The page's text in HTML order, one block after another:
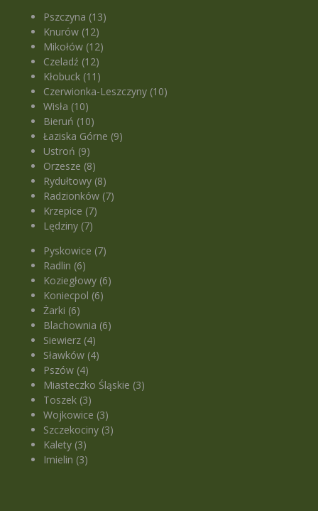
Pszczyna (13)
Knurów (12)
Mikołów (12)
Czeladź (12)
Kłobuck (11)
Czerwionka-Leszczyny (10)
Wisła (10)
Bieruń (10)
Łaziska Górne (9)
Ustroń (9)
Orzesze (8)
Rydułtowy (8)
Radzionków (7)
Krzepice (7)
Lędziny (7)
Pyskowice (7)
Radlin (6)
Koziegłowy (6)
Koniecpol (6)
Żarki (6)
Blachownia (6)
Siewierz (4)
Sławków (4)
Pszów (4)
Miasteczko Śląskie (3)
Toszek (3)
Wojkowice (3)
Szczekociny (3)
Kalety (3)
Imielin (3)